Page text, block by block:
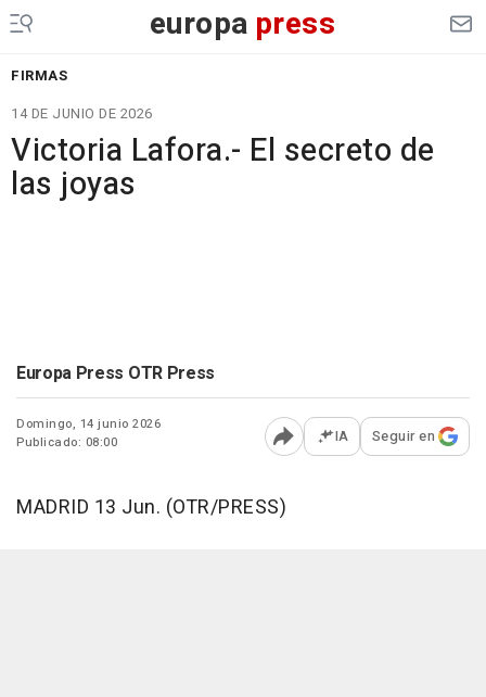
europa press
FIRMAS
14 DE JUNIO DE 2026
Victoria Lafora.- El secreto de
las joyas
Europa Press OTR Press
Domingo, 14 junio 2026
Publicado: 08:00
Abrir opciones para
IA Seguir en
MADRID 13 Jun. (OTR/PRESS)